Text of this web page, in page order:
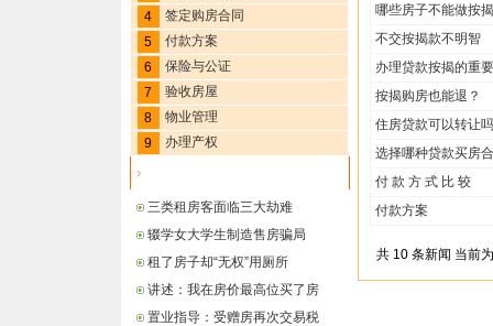
4
签定购房合同
5
付款方案
6
保险与公证
7
验收房屋
8
物业管理
9
办理产权
三类租房客面临三大劫难
辍学女大学生制造售房骗局
租了房子却“无权”用厕所
讲述：我在房价最高位买了房
置业指导：受赠房再次交易税
哪些房子不能做按揭
不交按揭款不明智
办理贷款按揭的重
按揭购房也能退？
住房贷款可以转让吗
选择哪种贷款买房
付 款 方 式 比 较
付款方案
共 10 条新闻 当前